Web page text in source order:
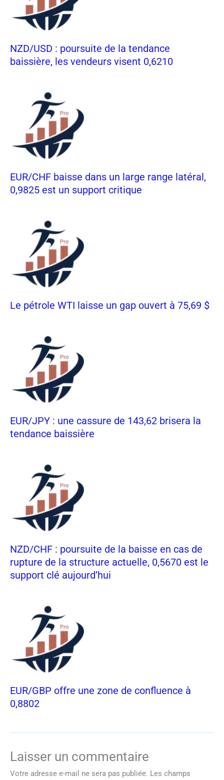
NZD/USD : poursuite de la tendance
baissière, les vendeurs visent 0,6210
EUR/CHF baisse dans un large range latéral,
0,9825 est un support critique
Le pétrole WTI laisse un gap ouvert à 75,69 $
EUR/JPY : une cassure de 143,62 brisera la
tendance baissière
NZD/CHF : poursuite de la baisse en cas de
rupture de la structure actuelle, 0,5670 est le
support clé aujourd’hui
EUR/GBP offre une zone de confluence à
0,8802
Laisser un commentaire
Votre adresse e-mail ne sera pas publiée. Les champs